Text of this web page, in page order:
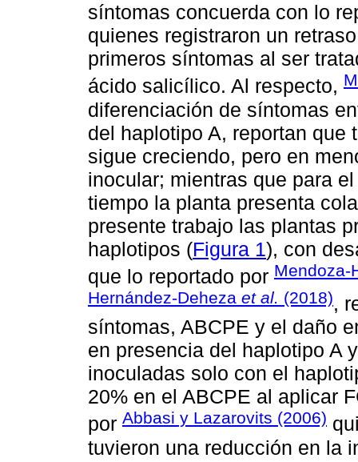
síntomas concuerda con lo
quienes registraron un
primeros síntomas al ser
ácido salicílico. Al respecto,
diferenciación de síntomas
del haplotipo A, reportan que
sigue creciendo, pero en
inocular; mientras que para
tiempo la planta presenta
presente trabajo las plantas
haplotipos (Figura 1), con
que lo reportado por Mendoza-
Hernández-Deheza et al. (2018),
síntomas, ABCPE y el daño
en presencia del haplotipo A
inoculadas solo con el
20% en el ABCPE al aplicar
por Abbasi y Lazarovits (2006)
tuvieron una reducción en la